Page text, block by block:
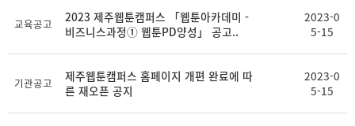
교육공고
2023 제주웹툰캠퍼스 「웹툰아카데미 -
비즈니스과정① 웹툰PD양성」 공고..
2023-0
5-15
기관공고
제주웹툰캠퍼스 홈페이지 개편 완료에 따
른 재오픈 공지
2023-0
5-15